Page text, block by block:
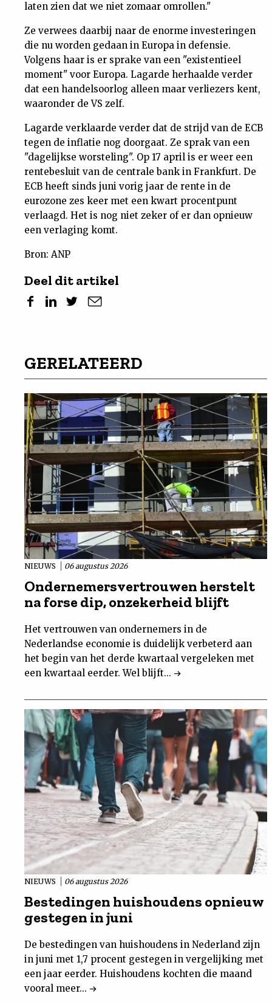
laten zien dat we niet zomaar omrollen."
Ze verwees daarbij naar de enorme investeringen
die nu worden gedaan in Europa in defensie.
Volgens haar is er sprake van een "existentieel
moment" voor Europa. Lagarde herhaalde verder
dat een handelsoorlog alleen maar verliezers kent,
waaronder de VS zelf.
Lagarde verklaarde verder dat de strijd van de ECB
tegen de inflatie nog doorgaat. Ze sprak van een
"dagelijkse worsteling". Op 17 april is er weer een
rentebesluit van de centrale bank in Frankfurt. De
ECB heeft sinds juni vorig jaar de rente in de
eurozone zes keer met een kwart procentpunt
verlaagd. Het is nog niet zeker of er dan opnieuw
een verlaging komt.
Bron: ANP
Deel dit artikel
GERELATEERD
NIEUWS 06 augustus 2026
Ondernemersvertrouwen herstelt
na forse dip, onzekerheid blijft
Het vertrouwen van ondernemers in de
Nederlandse economie is duidelijk verbeterd aan
het begin van het derde kwartaal vergeleken met
een kwartaal eerder. Wel blijft...
NIEUWS 06 augustus 2026
Bestedingen huishoudens opnieuw
gestegen in juni
De bestedingen van huishoudens in Nederland zijn
in juni met 1,7 procent gestegen in vergelijking met
een jaar eerder. Huishoudens kochten die maand
vooral meer...